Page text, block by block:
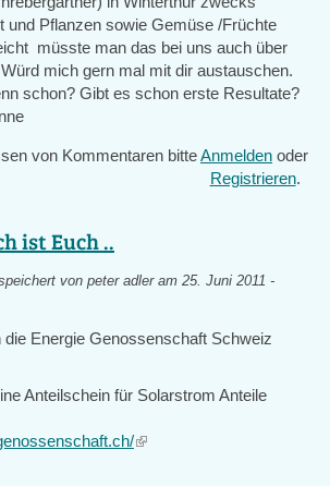
und Pflanzen sowie Gemüse /Früchte
müsste man das bei uns auch über
mich gern mal mit dir austauschen.
schon? Gibt es schon erste Resultate?
von Kommentaren bitteAnmelden oder
Registrieren.
ist Euch ..
von peter adleram 25. Juni 2011 -
Energie Genossenschaft Schweiz
Anteilschein für Solarstrom Anteile
(link